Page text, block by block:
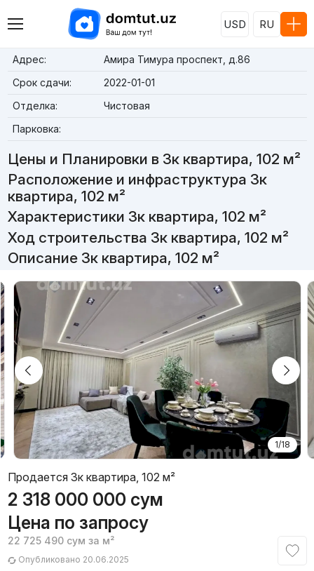
USD RU
Адрес:
Амира Тимура проспект, д.86
Срок сдачи:
2022-01-01
Отделка:
Чистовая
Парковка:
Цены и Планировки в 3к квартира, 102 м²
Расположение и инфраструктура 3к
квартира, 102 м²
Характеристики 3к квартира, 102 м²
Ход строительства 3к квартира, 102 м²
Описание 3к квартира, 102 м²
1/18
Продается 3к квартира, 102 м²
2 318 000 000 сум
Цена по запросу
22 725 490 сум за м²
Опубликовано 20.06.2025